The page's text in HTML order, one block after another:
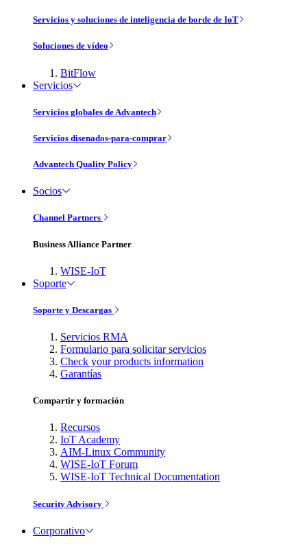
Servicios y soluciones de inteligencia de borde de IoT
Soluciones de vídeo
BitFlow
Servicios
Servicios globales de Advantech
Servicios disenados-para-comprar
Advantech Quality Policy
Socios
Channel Partners
Business Alliance Partner
WISE-IoT
Soporte
Soporte y Descargas
Servicios RMA
Formulario para solicitar servicios
Check your products information
Garantías
Compartir y formación
Recursos
IoT Academy
AIM-Linux Community
WISE-IoT Forum
WISE-IoT Technical Documentation
Security Advisory
Corporativo